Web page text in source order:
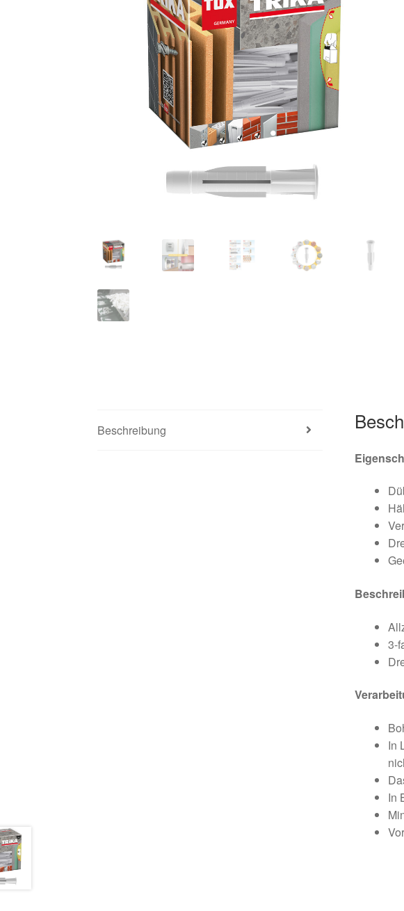
Beschreibung
3-
In
In